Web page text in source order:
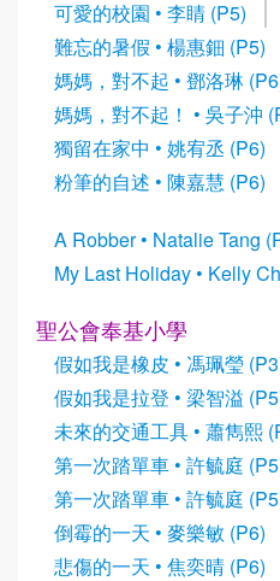
可愛的校園 • 李睛 (P5)
難忘的暑假 • 楊惠鈿 (P5)
媽媽，對不起 • 鄧洛琳
媽媽，對不起！ • 吳子沖
獨留在家中 • 姚宥丞 (P6)
粉筆的自述 • 陳嘉慧 (P6)
A Robber • Natalie Tang
My Last Holiday • Kelly
聖公會奉基小學
假如我是橡皮 • 馮珮瑩
假如我是拉登 • 梁智溢
未來的交通工具 • 蕭雋熙
第一次踏單車 • 許毓庭
第一次踏單車 • 許毓庭
倒霉的一天 • 麥樂敏 (P6)
悲傷的一天 • 焦奕晴 (P6)